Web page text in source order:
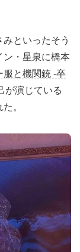
といったそう
ン・星泉に橋本
服と機関銃 -卒
が演じている
。